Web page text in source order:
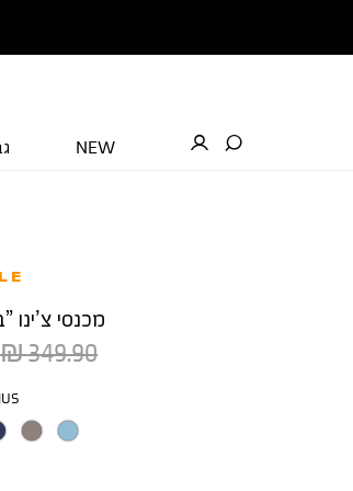
NEW
מכנסי צ’ינו
מחיר
349.90 ₪